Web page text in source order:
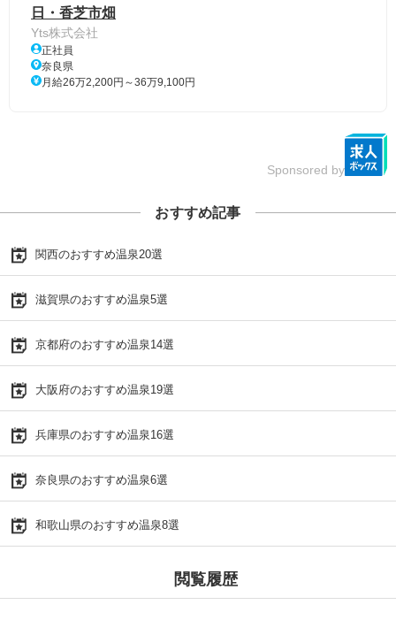
日・香芝市畑
Yts株式会社
正社員
奈良県
月給26万2,200円～36万9,100円
Sponsored by
おすすめ記事
関西のおすすめ温泉20選
滋賀県のおすすめ温泉5選
京都府のおすすめ温泉14選
大阪府のおすすめ温泉19選
兵庫県のおすすめ温泉16選
奈良県のおすすめ温泉6選
和歌山県のおすすめ温泉8選
閲覧履歴